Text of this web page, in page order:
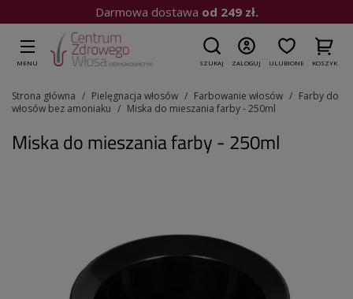
MENU SZUKAJ ZALOGUJ ULUBIONE KOSZYK
Strona główna Pielęgnacja włosów Farbowanie włosów
Farby do
włosów bez amoniaku
Miska do mieszania farby - 250ml
Miska do mieszania farby - 250ml